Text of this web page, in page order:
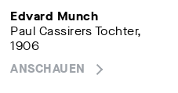
Edvard Munch
Paul Cassirers Tochter,
1906
ANSCHAUEN